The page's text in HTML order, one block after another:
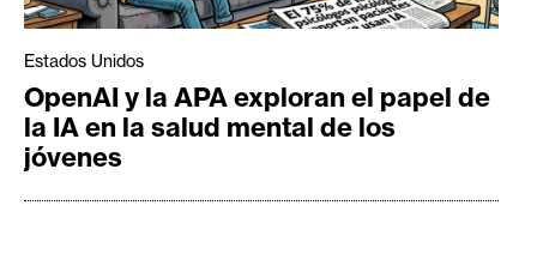
Estados Unidos
OpenAI y la APA exploran el papel de
la IA en la salud mental de los
jóvenes